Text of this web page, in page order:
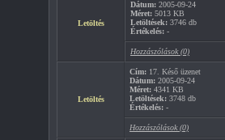
Letöltés
Dátum: 2005-09-24
Méret: 5013 KB
Letöltések: 3746 db
Értékelés: -
Hozzászólások (0)
Letöltés
Cím: 17. Késő üzenet
Dátum: 2005-09-24
Méret: 4341 KB
Letöltések: 3748 db
Értékelés: -
Hozzászólások (0)